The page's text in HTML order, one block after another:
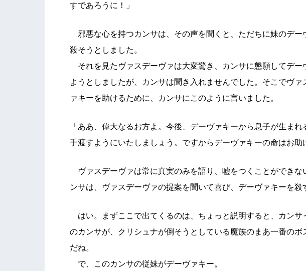
すであろうに！」
邪悪な心を持つカンサは、その声を聞くと、ただちに妹のデー
殺そうとしました。
それを見たヴァスデーヴァは大変驚き、カンサに懇願してデー
ようとしましたが、カンサは聞き入れませんでした。そこでヴ
ァキーを助けるために、カンサにこのように言いました。
「ああ、偉大なるお方よ。今後、デーヴァキーから息子が生ま
手渡すようにいたしましょう。ですからデーヴァキーの命はお助
ヴァスデーヴァは常に真実のみを語り、嘘をつくことができな
ンサは、ヴァスデーヴァの提案を聞いて喜び、デーヴァキーを殺
はい。まずここで出てくるのは、ちょっと説明すると、カンサ
のカンサが、クリシュナが倒そうとしている魔族のまあ一番の
だね。
で、このカンサの従妹がデーヴァキー。